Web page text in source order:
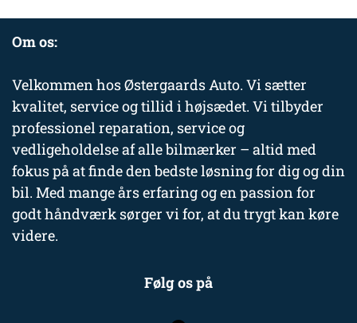
Om os:
Velkommen hos Østergaards Auto. Vi sætter
kvalitet, service og tillid i højsædet. Vi tilbyder
professionel reparation, service og
vedligeholdelse af alle bilmærker – altid med
fokus på at finde den bedste løsning for dig og din
bil. Med mange års erfaring og en passion for
godt håndværk sørger vi for, at du trygt kan køre
videre.
Følg os på